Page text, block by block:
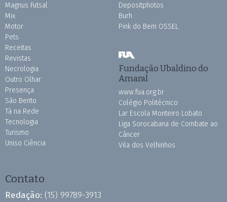
Magnus Futsal
Mix
Motor
Pets
Receitas
Revistas
Necrologia
Outro Olhar
Presença
São Bento
Tá na Rede
Tecnologia
Turismo
Uniso Ciência
Depositphotos
Burh
Pink do Bem OSSEL
Fundação Ubaldino do
Amaral
www.fua.org.br
Colégio Politécnico
Lar Escola Monteiro Lobato
Liga Sorocabana de Combate ao
Câncer
Vila dos Velhinhos
Contato
Redação: (15) 99789-3913